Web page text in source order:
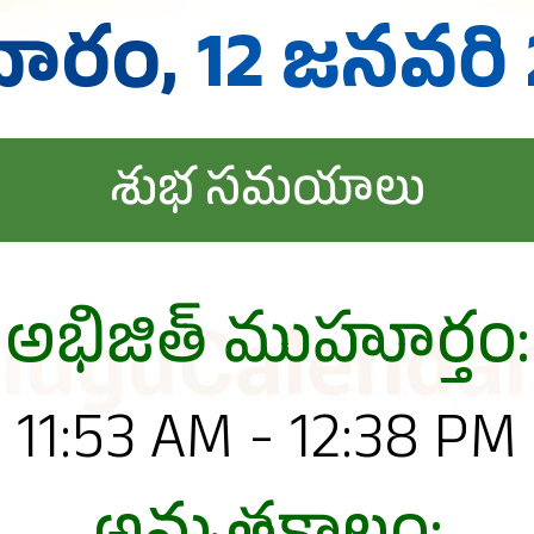
12 జనవరి
శుభ సమయాలు
అభిజిత్ ముహూర్తం:
11:53 AM - 12:38 PM